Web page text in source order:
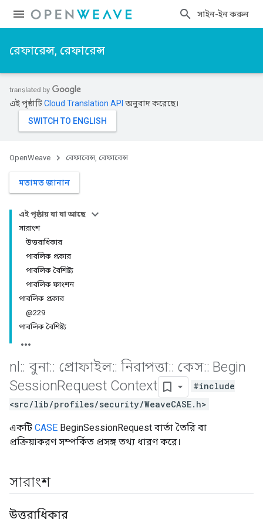
সাইন-ইন করুন
রেফারেন্স, রেফারেন্স
এই পৃষ্ঠাটিCloud Translation API অনুবাদ করেছে।
OpenWeave রেফারেন্স, রেফারেন্স
মতামত জানান
এই পৃষ্ঠায় যা যা আছে
সারাংশ
উত্তরাধিকার
পাবলিক প্রকার
পাবলিক বৈশিষ্ট্য
পাবলিক ফাংশন
পাবলিক প্রকার
@229
পাবলিক বৈশিষ্ট্য
nl :: বুনা:: প্রোফাইল:: নিরাপত্তা:: কেস:: Begin
SessionRequest Context
#include
<src/lib/profiles/security/WeaveCASE.h>
একটি CASE BeginSessionRequest বার্তা তৈরি বা
প্রক্রিয়াকরণ সম্পর্কিত প্রসঙ্গ তথ্য ধারণ করে।
সারাংশ
উত্তরাধিকার